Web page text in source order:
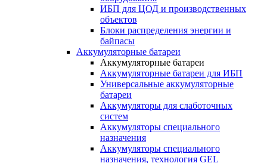
ИБП для ЦОД и производственных
объектов
Блоки распределения энергии и
байпасы
Аккумуляторные батареи
Аккумуляторные батареи
Аккумуляторные батареи для ИБП
Универсальные аккумуляторные
батареи
Аккумуляторы для слаботочных
систем
Аккумуляторы специального
назначения
Аккумуляторы специального
назначения, технология GEL